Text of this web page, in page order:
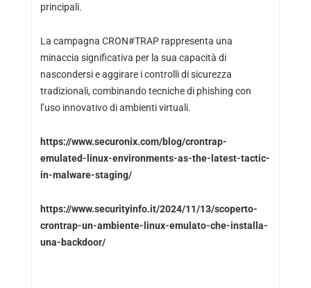
principali.
La campagna CRON#TRAP rappresenta una
minaccia significativa per la sua capacità di
nascondersi e aggirare i controlli di sicurezza
tradizionali, combinando tecniche di phishing con
l’uso innovativo di ambienti virtuali.
https://www.securonix.com/blog/crontrap-
emulated-linux-environments-as-the-latest-tactic-
in-malware-staging/
https://www.securityinfo.it/2024/11/13/scoperto-
crontrap-un-ambiente-linux-emulato-che-installa-
una-backdoor/